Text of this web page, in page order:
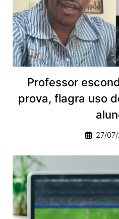
Professor
prova, flagra uso
27/